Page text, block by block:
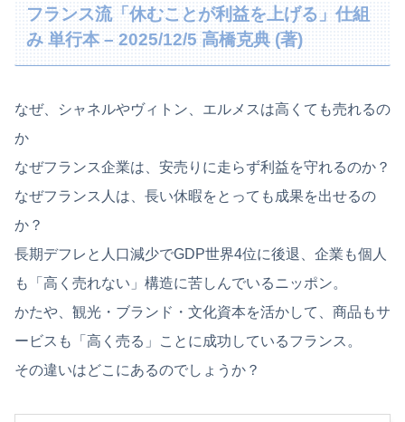
フランス流「休むことが利益を上げる」仕組
み 単行本 – 2025/12/5 高橋克典 (著)
なぜ、シャネルやヴィトン、エルメスは高くても売れるの
か
なぜフランス企業は、安売りに走らず利益を守れるのか？
なぜフランス人は、長い休暇をとっても成果を出せるの
か？
長期デフレと人口減少でGDP世界4位に後退、企業も個人
も「高く売れない」構造に苦しんでいるニッポン。
かたや、観光・ブランド・文化資本を活かして、商品もサ
ービスも「高く売る」ことに成功しているフランス。
その違いはどこにあるのでしょうか？